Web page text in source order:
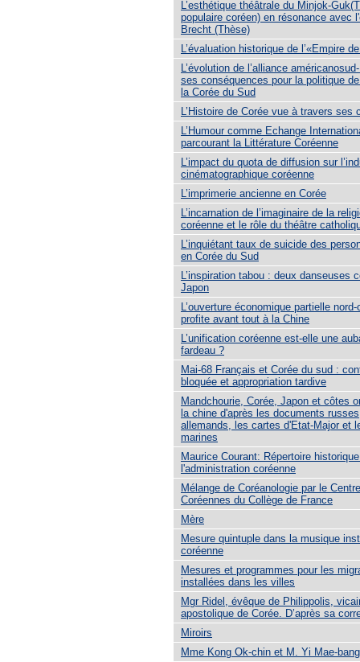
L’esthétique théâtrale du Minjok-
populaire coréen) en résonance avec
Brecht (Thèse)
L’évaluation historique de l’«Empire
L’évolution de l’alliance
ses conséquences pour la politique
la Corée du Sud
L’Histoire de Corée vue à travers ses
L’Humour comme Echange
parcourant la Littérature Coréenne
L’impact du quota de diffusion sur
cinématographique coréenne
L’imprimerie ancienne en Corée
L’incarnation de l’imaginaire de la
coréenne et le rôle du théâtre
L’inquiétant taux de suicide des
en Corée du Sud
L’inspiration tabou : deux danseuses
Japon
L’ouverture économique partielle
profite avant tout à la Chine
L’unification coréenne est-elle une
fardeau ?
Mai-68 Français et Corée du sud :
bloquée et appropriation tardive
Mandchourie, Corée, Japon et côtes
la chine d'après les documents
allemands, les cartes d'Etat-Major et
marines
Maurice Courant: Répertoire
l'administration coréenne
Mélange de Coréanologie par le
Coréennes du Collège de France
Mère
Mesure quintuple dans la musique
coréenne
Mesures et programmes pour les
installées dans les villes
Mgr Ridel, évêque de Philippolis,
apostolique de Corée. D’après sa
Miroirs
Mme Kong Ok-chin et M. Yi Mae-bang